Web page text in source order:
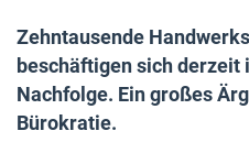
Zehntausende
beschäftigen sich derzeit
Nachfolge. Ein großes
Bürokratie.